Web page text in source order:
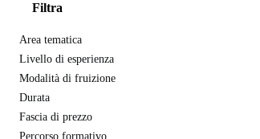
Filtra
Area tematica
Livello di esperienza
Modalità di fruizione
Durata
Fascia di prezzo
Percorso formativo